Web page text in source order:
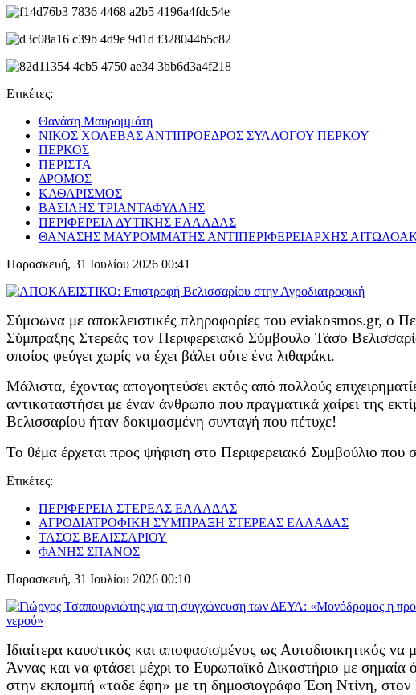
Ετικέτες:
Θανάση Μαυρομμάτη
ΝΙΚΟΣ ΧΟΛΕΒΑΣ ΑΝΤΙΠΡΟΕΔΡΟΣ ΣΥΛΛΟΓΟΥ ΠΕΡΚΟΥ
ΠΕΡΚΟΣ
ΠΕΡΙΣΤΑ
ΔΡΟΜΟΣ
ΚΑΘΑΡΙΣΜΟΣ
ΒΑΣΙΛΗΣ ΤΡΙΑΝΤΑΦΥΛΛΗΣ
ΠΕΡΙΦΕΡΕΙΑ ΔΥΤΙΚΗΣ ΕΛΛΑΔΑΣ
ΘΑΝΑΣΗΣ ΜΑΥΡΟΜΜΑΤΗΣ ΑΝΤΙΠΕΡΙΦΕΡΕΙΑΡΧΗΣ
Παρασκευή, 31 Ιουλίου 2026 00:41
Σύμφωνα με αποκλειστικές πληροφορίες του eviakosmos.gr, ο
Σύμπραξης Στερεάς τον Περιφερειακό Σύμβουλο Τάσο
οποίος φεύγει χωρίς να έχει βάλει ούτε ένα λιθαράκι.
Μάλιστα, έχοντας απογοητεύσει εκτός από πολλούς
αντικαταστήσει με έναν άνθρωπο που πραγματικά χαίρει της
Βελισσαρίου ήταν δοκιμασμένη συνταγή που πέτυχε!
Το θέμα έρχεται προς ψήφιση στο Περιφερειακό Συμβούλιο που
Ετικέτες:
ΠΕΡΙΦΕΡΕΙΑ ΣΤΕΡΕΑΣ ΕΛΛΑΔΑΣ
ΑΓΡΟΔΙΑΤΡΟΦΙΚΗ ΣΥΜΠΡΑΞΗ ΣΤΕΡΕΑΣ ΕΛΛΑΔΑΣ
ΤΑΣΟΣ ΒΕΛΙΣΣΑΡΙΟΥ
ΦΑΝΗΣ ΣΠΑΝΟΣ
Παρασκευή, 31 Ιουλίου 2026 00:10
Ιδιαίτερα καυστικός και αποφασισμένος ως Αυτοδιοικητικός
Άννας και να φτάσει μέχρι το Ευρωπαϊκό Δικαστήριο με σημαία
στην εκπομπή «ταδε έφη» με τη δημοσιογράφο Έφη Ντίνη,